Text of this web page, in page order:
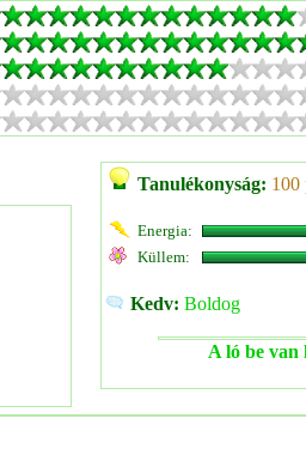
Tanulékonyság: 100
Energia:
Küllem:
Kedv: Boldog
A ló be van